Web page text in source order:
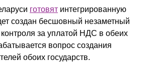
готовят интегрированную
создан бесшовный незаметный
за уплатой НДС в обеих
вопрос создания
обоих государств.